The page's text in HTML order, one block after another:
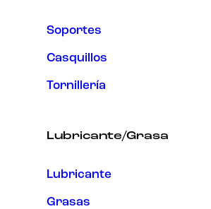
Soportes
Casquillos
Tornillería
Lubricante/Grasa
Lubricante
Grasas